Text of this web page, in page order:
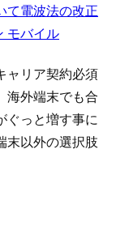
て電波法の改正
モバイル
ャリア契約必須
海外端末でも合
ぐっと増す事に
末以外の選択肢